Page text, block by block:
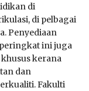
di
di pelbagai
Penyediaan
ini juga
kerana
dan
Fakulti